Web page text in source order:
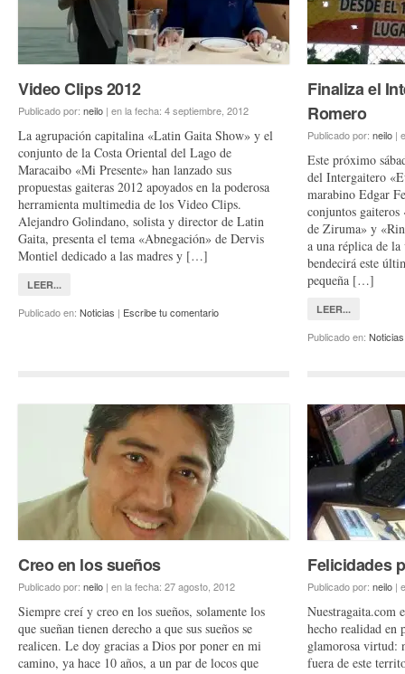
Video Clips 2012
Publicado por: neilo | en la fecha: 4 septiembre, 2012
La agrupación capitalina «Latin Gaita Show» y el
conjunto de la Costa Oriental del Lago de
Maracaibo «Mi Presente» han lanzado sus
propuestas gaiteras 2012 apoyados en la poderosa
herramienta multimedia de los Video Clips.
Alejandro Golindano, solista y director de Latin
Gaita, presenta el tema «Abnegación» de Dervis
Montiel dedicado a las madres y […]
LEER...
Publicado en: Noticias | Escribe tu comentario
Finaliza el
Romero
Publicado por: neilo |
Este próximo
del Intergaitero
marabino Edgar
conjuntos gaiteros
de Ziruma» y
a una réplica de
bendecirá este
pequeña […]
LEER...
Publicado en: Noticias
Creo en los sueños
Publicado por: neilo | en la fecha: 27 agosto, 2012
Siempre creí y creo en los sueños, solamente los
que sueñan tienen derecho a que sus sueños se
realicen. Le doy gracias a Dios por poner en mi
camino, ya hace 10 años, a un par de locos que
Felicidades
Publicado por: neilo |
Nuestragaita.com
hecho realidad en
glamorosa virtud:
fuera de este